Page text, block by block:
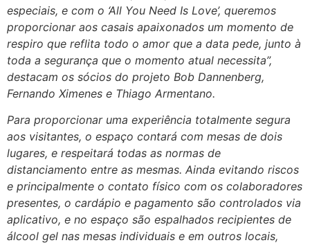
especiais, e com o ‘All You Need Is Love’, queremos
proporcionar aos casais apaixonados um momento de
respiro que reflita todo o amor que a data pede, junto à
toda a segurança que o momento atual necessita”,
destacam os sócios do projeto Bob Dannenberg,
Fernando Ximenes e Thiago Armentano.
Para proporcionar uma experiência totalmente segura
aos visitantes, o espaço contará com mesas de dois
lugares, e respeitará todas as normas de
distanciamento entre as mesmas. Ainda evitando riscos
e principalmente o contato físico com os colaboradores
presentes, o cardápio e pagamento são controlados via
aplicativo, e no espaço são espalhados recipientes de
álcool gel nas mesas individuais e em outros locais,